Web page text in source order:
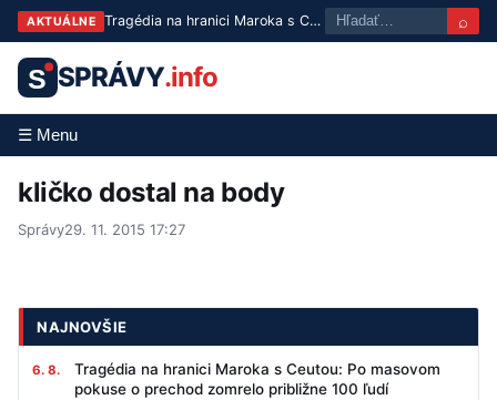
AKTUÁLNE Tragédia na hranici Maroka s Ceutou: Po masovom pokuse o prechod zomrelo približne 100 ľudí ⌕
S SPRÁVY.info
☰ Menu
kličko dostal na body
Správy29. 11. 2015 17:27
NAJNOVŠIE
6. 8.
Tragédia na hranici Maroka s Ceutou: Po masovom
pokuse o prechod zomrelo približne 100 ľudí